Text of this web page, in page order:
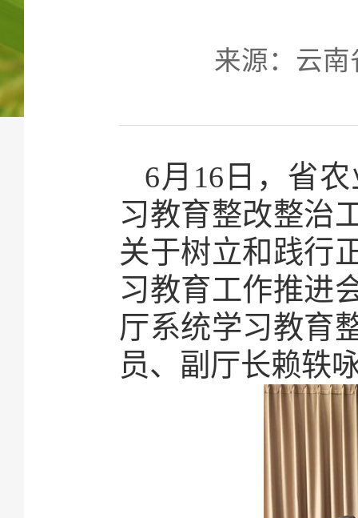
来源：云
6月16日，省
习教育整改整治
关于树立和践行
习教育工作推进
厅系统学习教育
员、副厅长赖轶